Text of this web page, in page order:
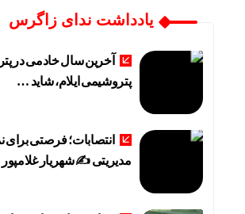
یادداشت ندای زاگرس
آخرین سال خادمی در
پتروشیمی ایلام، شاید …
انتصابات؛ فرصتی
مدیریتی ✍ شهریار غلامپور